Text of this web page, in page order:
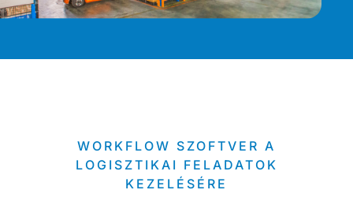
WORKFLOW SZOFTVER A
LOGISZTIKAI FELADATOK
KEZELÉSÉRE